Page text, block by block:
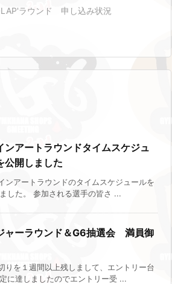
ラウンド 申し込み状況
ンアートラウンドタイムスケジュ
公開しました
ンアートラウンドのタイムスケジュールを
した。 参加される選手の皆さ ...
ャーラウンド＆G6抽選会 満員御
りを１週間以上残しまして、エントリー台
に達しましたのでエントリー受 ...